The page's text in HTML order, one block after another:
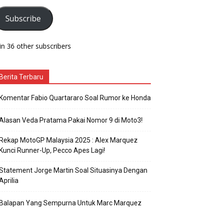
Subscribe
36 other subscribers
Terbaru
Fabio Quartararo Soal Rumor ke Honda
Veda Pratama Pakai Nomor 9 di Moto3!
MotoGP Malaysia 2025 : Alex Marquez
Runner-Up, Pecco Apes Lagi!
Jorge Martin Soal Situasinya Dengan
Yang Sempurna Untuk Marc Marquez